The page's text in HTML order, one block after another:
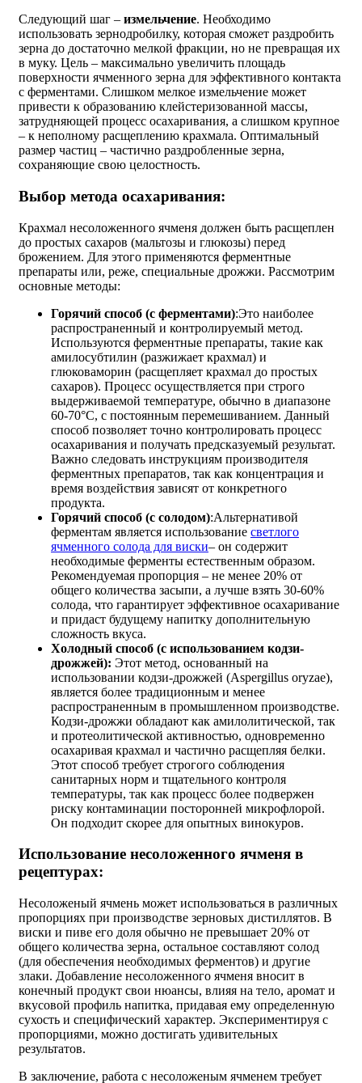
Следующий шаг – измельчение. Необходимо
использовать зернодробилку, которая сможет раздробить
зерна до достаточно мелкой фракции, но не превращая их
в муку. Цель – максимально увеличить площадь
поверхности ячменного зерна для эффективного контакта
с ферментами. Слишком мелкое измельчение может
привести к образованию клейстеризованной массы,
затрудняющей процесс осахаривания, а слишком крупное
– к неполному расщеплению крахмала. Оптимальный
размер частиц – частично раздробленные зерна,
сохраняющие свою целостность.
Выбор метода осахаривания:
Крахмал несоложенного ячменя должен быть расщеплен
до простых сахаров (мальтозы и глюкозы) перед
брожением. Для этого применяются ферментные
препараты или, реже, специальные дрожжи. Рассмотрим
основные методы:
Горячий способ (с ферментами):Это наиболее
распространенный и контролируемый метод.
Используются ферментные препараты, такие как
амилосубтилин (разжижает крахмал) и
глюковаморин (расщепляет крахмал до простых
сахаров). Процесс осуществляется при строго
выдерживаемой температуре, обычно в диапазоне
60-70°C, с постоянным перемешиванием. Данный
способ позволяет точно контролировать процесс
осахаривания и получать предсказуемый результат.
Важно следовать инструкциям производителя
ферментных препаратов, так как концентрация и
время воздействия зависят от конкретного
продукта.
Горячий способ (с солодом):Альтернативой
ферментам является использование светлого
ячменного солода для виски– он содержит
необходимые ферменты естественным образом.
Рекомендуемая пропорция – не менее 20% от
общего количества засыпи, а лучше взять 30-60%
солода, что гарантирует эффективное осахаривание
и придаст будущему напитку дополнительную
сложность вкуса.
Холодный способ (с использованием кодзи-
дрожжей): Этот метод, основанный на
использовании кодзи-дрожжей (Aspergillus oryzae),
является более традиционным и менее
распространенным в промышленном производстве.
Кодзи-дрожжи обладают как амилолитической, так
и протеолитической активностью, одновременно
осахаривая крахмал и частично расщепляя белки.
Этот способ требует строгого соблюдения
санитарных норм и тщательного контроля
температуры, так как процесс более подвержен
риску контаминации посторонней микрофлорой.
Он подходит скорее для опытных винокуров.
Использование несоложенного ячменя в
рецептурах:
Несоложеный ячмень может использоваться в различных
пропорциях при производстве зерновых дистиллятов. В
виски и пиве его доля обычно не превышает 20% от
общего количества зерна, остальное составляют солод
(для обеспечения необходимых ферментов) и другие
злаки. Добавление несоложенного ячменя вносит в
конечный продукт свои нюансы, влияя на тело, аромат и
вкусовой профиль напитка, придавая ему определенную
сухость и специфический характер. Экспериментируя с
пропорциями, можно достигать удивительных
результатов.
В заключение, работа с несоложеным ячменем требует